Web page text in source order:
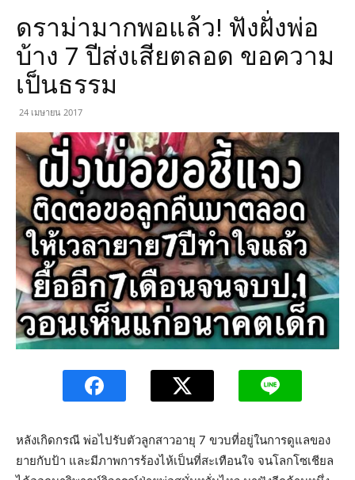
ดราม่ามากพอแล้ว! ฟังฝั่งพ่อ
บ้าง 7 ปีส่งเสียตลอด ขอความ
เป็นธรรม
24 เมษายน 2017
หลังเกิดกรณี พ่อไปรับตัวลูกสาวอายุ 7 ขวบที่อยู่ในการดูแลของ
ยายกับป้า และมีภาพการร้องไห้เป็นที่สะเทือนใจ จนโลกโซเชียล